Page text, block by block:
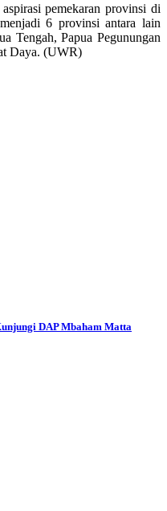
pemekaran provinsi di
6 provinsi antara lain
Tengah, Papua Pegunungan
Daya. (UWR)
DAP Mbaham Matta